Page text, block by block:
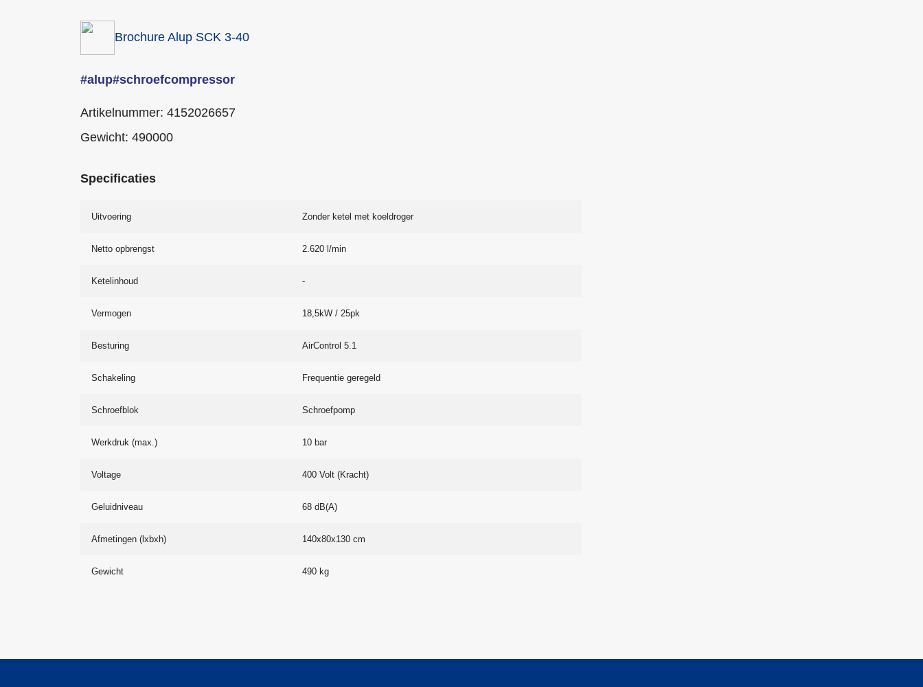
Brochure Alup SCK 3-40
#alup#schroefcompressor
Artikelnummer: 4152026657
Gewicht: 490000
Specificaties
Uitvoering Zonder ketel met koeldroger
Netto opbrengst 2.620 l/min
Ketelinhoud -
Vermogen 18,5kW / 25pk
Besturing AirControl 5.1
Schakeling Frequentie geregeld
Schroefblok Schroefpomp
Werkdruk (max.) 10 bar
Voltage 400 Volt (Kracht)
Geluidniveau 68 dB(A)
Afmetingen (lxbxh) 140x80x130 cm
Gewicht 490 kg